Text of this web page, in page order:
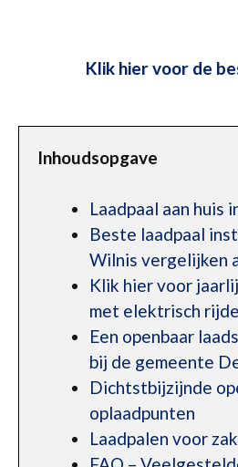
Klik hier voor de
Inhoudsopgave
Laadpaal aan huis
Beste laadpaal
Wilnis vergelijken
Klik hier voor
met elektrisch
Een openbaar
bij de gemeente
Dichtstbijzijnde
oplaadpunten
Laadpalen voor